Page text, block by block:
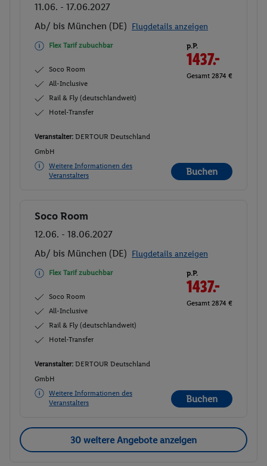
11.06. - 17.06.2027
Ab/ bis München (DE) Flugdetails anzeigen
Flex Tarif zubuchbar
Soco Room
All-Inclusive
Rail & Fly (deutschlandweit)
Hotel-Transfer
p.P.
1437.-
Gesamt 2874 €
Veranstalter: DERTOUR Deutschland
GmbH
Weitere Informationen des
Veranstalters
Buchen
Buchen
Soco Room
12.06. - 18.06.2027
Ab/ bis München (DE) Flugdetails anzeigen
Flex Tarif zubuchbar
Soco Room
All-Inclusive
Rail & Fly (deutschlandweit)
Hotel-Transfer
p.P.
1437.-
Gesamt 2874 €
Veranstalter: DERTOUR Deutschland
GmbH
Weitere Informationen des
Veranstalters
Buchen
30 weitere Angebote anzeigen